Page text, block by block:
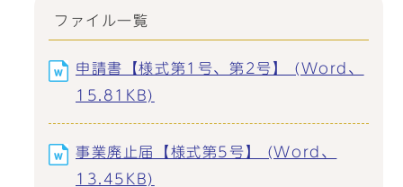
ファイル一覧
申請書【様式第1号、第2号】 (Word、
15.81KB)
事業廃止届【様式第5号】 (Word、
13.45KB)